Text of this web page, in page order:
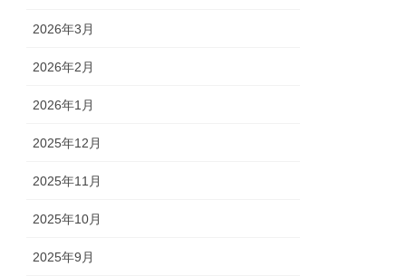
2026年3月
2026年2月
2026年1月
2025年12月
2025年11月
2025年10月
2025年9月